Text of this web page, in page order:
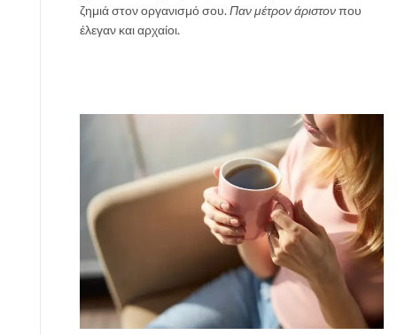
ζημιά στον οργανισμό σου.Παν μέτρον άριστονπου
έλεγαν και αρχαίοι.